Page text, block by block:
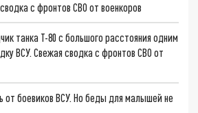
с фронтов СВО от военкоров
танка Т-80 с большого расстояния одним
ВСУ. Свежая сводка с фронтов СВО от
от боевиков ВСУ. Но беды для малышей не